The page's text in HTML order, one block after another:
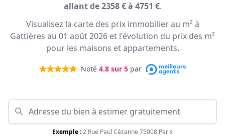
allant de 2358 € à 4751 €.
Visualisez la carte des prix immobilier au m² à
Gattières au 01 août 2026 et l'évolution du prix des m²
pour les maisons et appartements.
Noté 4.8 sur 5 par
Exemple :2 Rue Paul Cézanne 75008 Paris